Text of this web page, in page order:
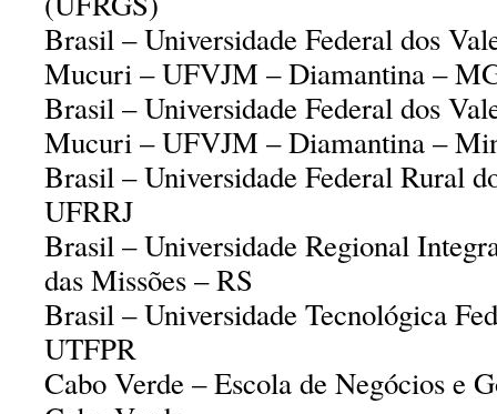
Brasil – Universidade Federal dos
Mucuri – UFVJM – Diamantina –
Brasil – Universidade Federal dos
Mucuri – UFVJM – Diamantina –
Brasil – Universidade Federal Rural
UFRRJ
Brasil – Universidade Regional
das Missões – RS
Brasil – Universidade Tecnológica
UTFPR
Cabo Verde – Escola de Negócios e